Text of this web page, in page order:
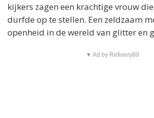
kijkers zagen een krachtige vrouw
durfde op te stellen. Een zeldzaam
openheid in de wereld van glitter en
▼ Ad by Refinery89